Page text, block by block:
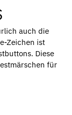
auch die
Zeichen ist
Diese
für